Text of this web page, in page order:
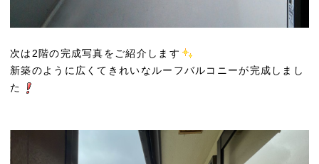
次は2階の完成写真をご紹介します
新築のように広くてきれいなルーフバルコニーが完成しまし
た